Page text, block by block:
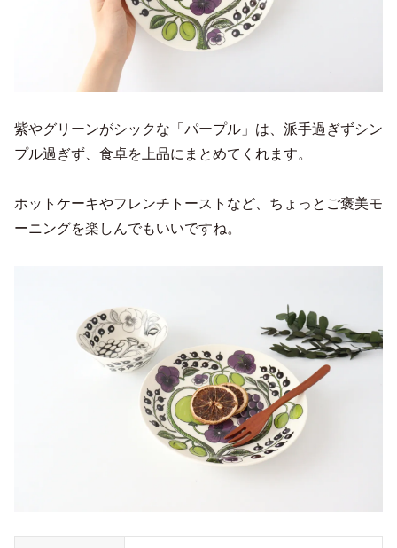
紫やグリーンがシックな「パープル」は、派手過ぎずシン
プル過ぎず、食卓を上品にまとめてくれます。
ホットケーキやフレンチトーストなど、ちょっとご褒美モ
ーニングを楽しんでもいいですね。